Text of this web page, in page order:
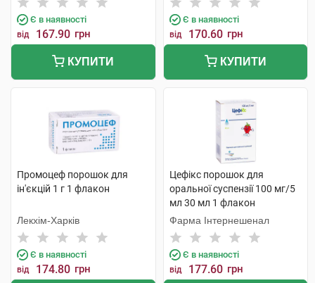
Є в наявності
від 167.90 грн
КУПИТИ
Є в наявності
від 170.60 грн
КУПИТИ
Промоцеф порошок для
ін'єкцій 1 г 1 флакон
Лекхім-Харків
Є в наявності
від 174.80 грн
Цефікс порошок для
оральної суспензії 100 мг/5
мл 30 мл 1 флакон
Фарма Інтернешенал
Є в наявності
від 177.60 грн